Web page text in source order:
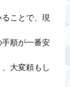
ことで、現
手順が一番安
大変頼もし